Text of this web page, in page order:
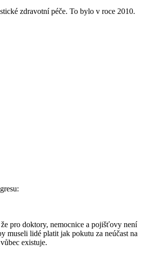
zdravotní péče. To bylo v roce 2010.
pro doktory, nemocnice a pojišťovy není
museli lidé platit jak pokutu za neúčast na
existuje.